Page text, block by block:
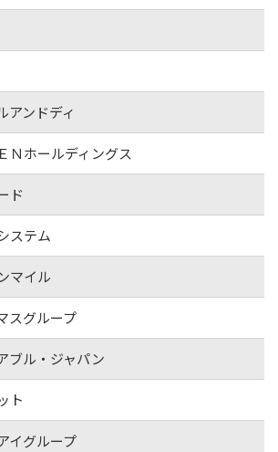
アンドディ
Ｎホールディングス
ド
ステム
マイル
スグループ
ブル・ジャパン
ト
イグループ